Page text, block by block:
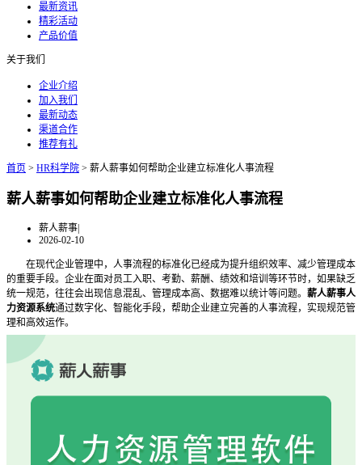
最新资讯
精彩活动
产品价值
关于我们
企业介绍
加入我们
最新动态
渠道合作
推荐有礼
首页 > HR科学院 > 薪人薪事如何帮助企业建立标准化人事流程
薪人薪事如何帮助企业建立标准化人事流程
薪人薪事|
2026-02-10
在现代企业管理中，人事流程的标准化已经成为提升组织效率、减少管理成本
的重要手段。企业在面对员工入职、考勤、薪酬、绩效和培训等环节时，如果缺乏
统一规范，往往会出现信息混乱、管理成本高、数据难以统计等问题。 薪人薪事人
力资源系统通过数字化、智能化手段，帮助企业建立完善的人事流程，实现规范管
理和高效运作。